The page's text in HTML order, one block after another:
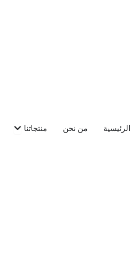
الرئيسية من نحن منتجاتنا Open منتجاتنا